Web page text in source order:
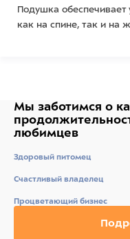
Подушка
как на спине, так и на
Изделие
Изделие
повышенной
Размер:
Важно: Возможно
размерам.
Мы заботимся о
любимцев
Здоровый питомец
Счастливый владелец
Процветающий бизнес